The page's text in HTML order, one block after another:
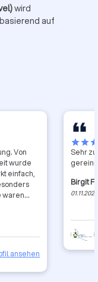
wird
auf
Von
wurde
einfach,
waren
Für die
die
werde
Dank für
ansehen
starstar
Sehr
Birgit
01.11.2025